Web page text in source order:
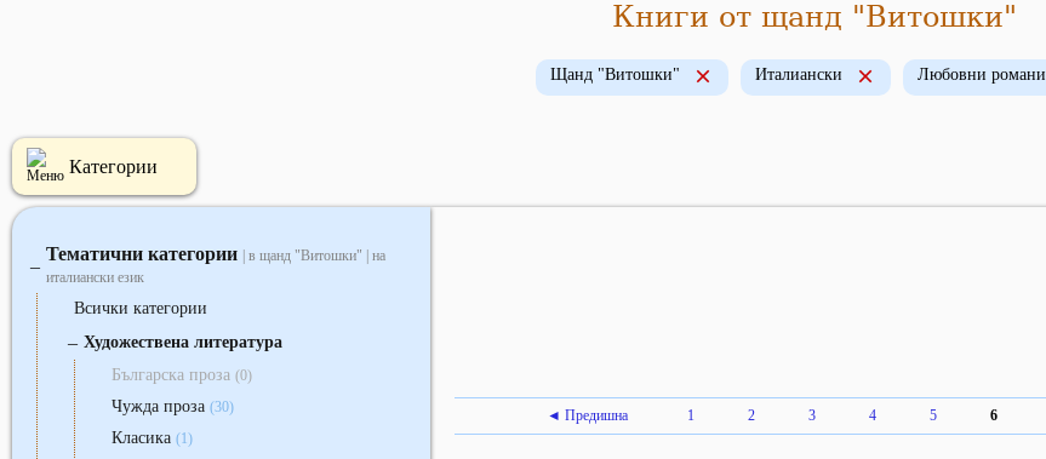
Книги от щанд "Витошки"
Щанд "Витошки" Италиански Любовни романи
Категории
‒
Тематични категории
| в щанд "Витошки" | на
италиански език
Всички категории
‒ Художествена литература
Българска проза (0)
Чужда проза (30)
Класика (1)
◄ Предишна 1 2 3 4 5 6